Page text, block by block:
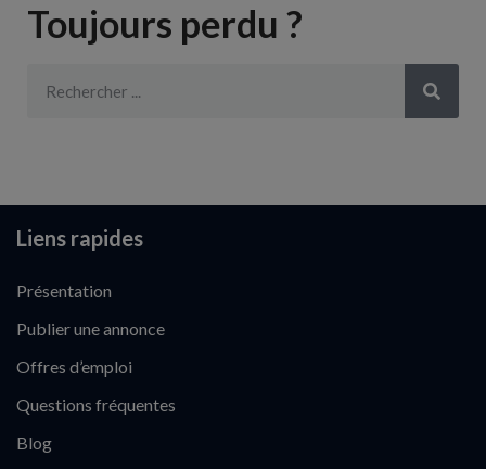
Toujours perdu ?
Liens rapides
Présentation
Publier une annonce
Offres d’emploi
Questions fréquentes
Blog